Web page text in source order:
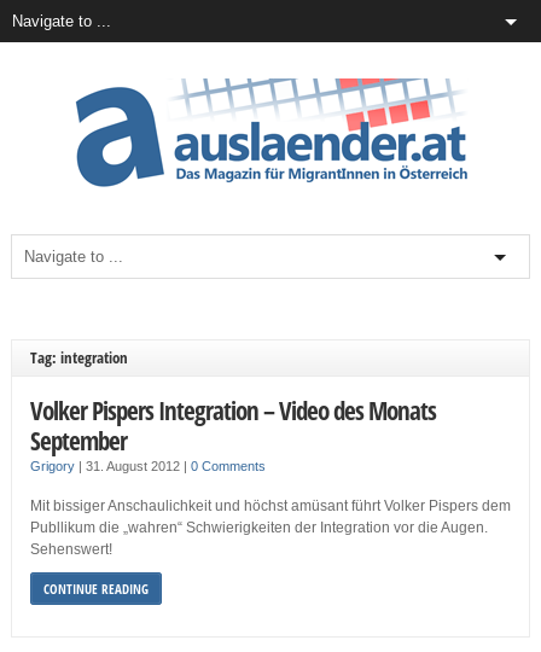
Tag: integration
Volker Pispers Integration – Video des Monats
September
Grigory| 31. August 2012 | 0 Comments
Mit bissiger Anschaulichkeit und höchst amüsant führt Volker Pispers dem
Publlikum die „wahren“ Schwierigkeiten der Integration vor die Augen.
Sehenswert!
CONTINUE READING